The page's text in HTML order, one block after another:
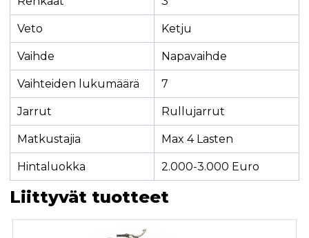
Veto Ketju
Vaihde Napavaihde
Vaihteiden lukumäärä 7
Jarrut Rullujarrut
Matkustajia Max 4 Lasten
Hintaluokka 2.000-3.000 Euro
Liittyvät tuotteet